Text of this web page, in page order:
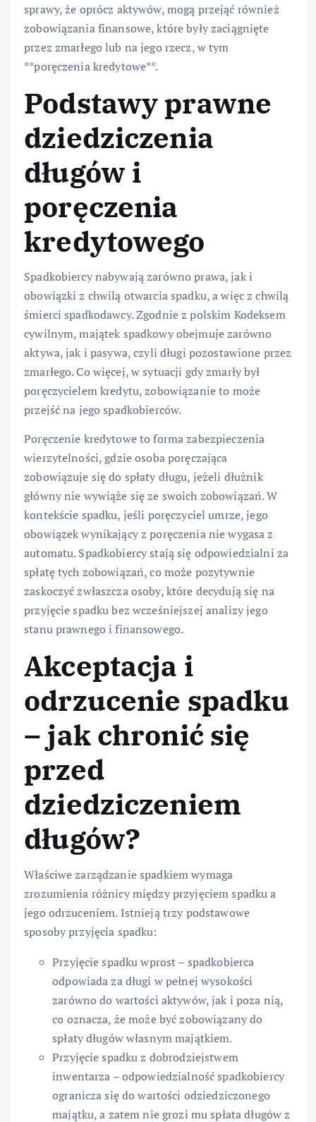
sprawy, że oprócz aktywów, mogą przejąć również
zobowiązania finansowe, które były zaciągnięte
przez zmarłego lub na jego rzecz, w tym
**poręczenia kredytowe**.
Podstawy prawne
dziedziczenia
długów i
poręczenia
kredytowego
Spadkobiercy nabywają zarówno prawa, jak i
obowiązki z chwilą otwarcia spadku, a więc z chwilą
śmierci spadkodawcy. Zgodnie z polskim Kodeksem
cywilnym, majątek spadkowy obejmuje zarówno
aktywa, jak i pasywa, czyli długi pozostawione przez
zmarłego. Co więcej, w sytuacji gdy zmarły był
poręczycielem kredytu, zobowiązanie to może
przejść na jego spadkobierców.
Poręczenie kredytowe to forma zabezpieczenia
wierzytelności, gdzie osoba poręczająca
zobowiązuje się do spłaty długu, jeżeli dłużnik
główny nie wywiąże się ze swoich zobowiązań. W
kontekście spadku, jeśli poręczyciel umrze, jego
obowiązek wynikający z poręczenia nie wygasa z
automatu. Spadkobiercy stają się odpowiedzialni za
spłatę tych zobowiązań, co może pozytywnie
zaskoczyć zwłaszcza osoby, które decydują się na
przyjęcie spadku bez wcześniejszej analizy jego
stanu prawnego i finansowego.
Akceptacja i
odrzucenie spadku
– jak chronić się
przed
dziedziczeniem
długów?
Właściwe zarządzanie spadkiem wymaga
zrozumienia różnicy między przyjęciem spadku a
jego odrzuceniem. Istnieją trzy podstawowe
sposoby przyjęcia spadku:
Przyjęcie spadku wprost – spadkobierca
odpowiada za długi w pełnej wysokości
zarówno do wartości aktywów, jak i poza nią,
co oznacza, że może być zobowiązany do
spłaty długów własnym majątkiem.
Przyjęcie spadku z dobrodziejstwem
inwentarza – odpowiedzialność spadkobiercy
ogranicza się do wartości odziedziczonego
majątku, a zatem nie grozi mu spłata długów z